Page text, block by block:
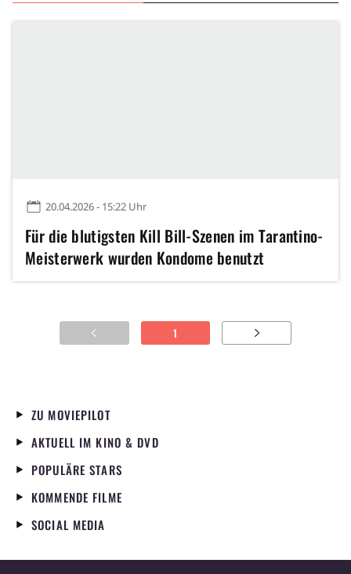
20.04.2026 - 15:22 Uhr
Für die blutigsten Kill Bill-Szenen im Tarantino-
Meisterwerk wurden Kondome benutzt
1
ZU MOVIEPILOT
AKTUELL IM KINO & DVD
POPULÄRE STARS
KOMMENDE FILME
SOCIAL MEDIA